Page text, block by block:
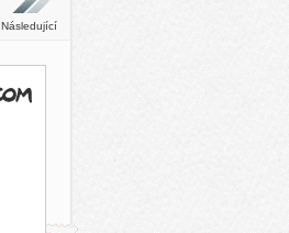
Následující